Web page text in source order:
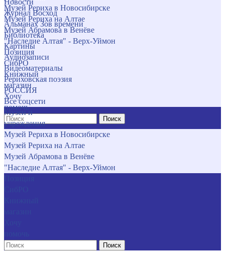
Музей Рериха в Новосибирске
Музей Рериха на Алтае
Музей Абрамова в Венёве
"Наследие Алтая" - Верх-Уймон
Позиция
СибРО
Книжный
магазин
Хочу
помочь
Поиск
Новости
Журнал Восход
Альманах Зов времени
Библиотека
Картины
Аудиозаписи
Видеоматериалы
Рериховская поэзия
РОССИЯ
Все соцсети
Музеи и
учреждения
Музей Рериха в Новосибирске
Музей Рериха на Алтае
Музей Абрамова в Венёве
"Наследие Алтая" - Верх-Уймон
Поиск